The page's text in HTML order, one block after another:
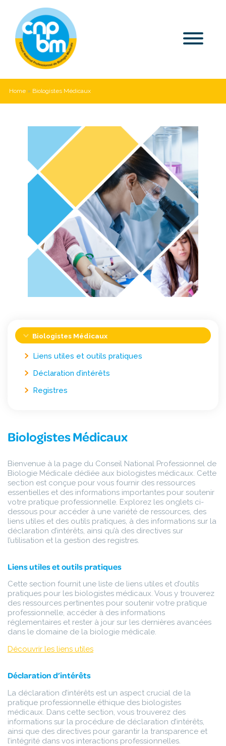
Home » Biologistes Médicaux
Biologistes Médicaux
Liens utiles et outils pratiques
Déclaration d’intérêts
Registres
Biologistes Médicaux
Bienvenue à la page du Conseil National Professionnel de
Biologie Médicale dédiée aux biologistes médicaux. Cette
section est conçue pour vous fournir des ressources
essentielles et des informations importantes pour soutenir
votre pratique professionnelle. Explorez les onglets ci-
dessous pour accéder à une variété de ressources, des
liens utiles et des outils pratiques, à des informations sur la
déclaration d’intérêts, ainsi qu’à des directives sur
l’utilisation et la gestion des registres.
Liens utiles et outils pratiques
Cette section fournit une liste de liens utiles et d’outils
pratiques pour les biologistes médicaux. Vous y trouverez
des ressources pertinentes pour soutenir votre pratique
professionnelle, accéder à des informations
réglementaires et rester à jour sur les dernières avancées
dans le domaine de la biologie médicale.
Découvrir les liens utiles
Déclaration d’intérêts
La déclaration d’intérêts est un aspect crucial de la
pratique professionnelle éthique des biologistes
médicaux. Dans cette section, vous trouverez des
informations sur la procédure de déclaration d’intérêts,
ainsi que des directives pour garantir la transparence et
l’intégrité dans vos interactions professionnelles.